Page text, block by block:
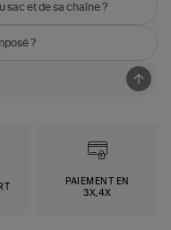
sac et de sa chaîne ?
?
PAIEMENT EN
3X,4X